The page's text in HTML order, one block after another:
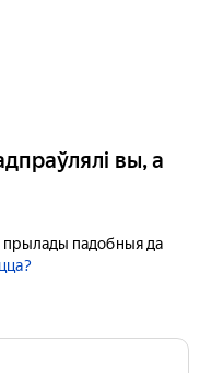
вы, а
прылады падобныя да